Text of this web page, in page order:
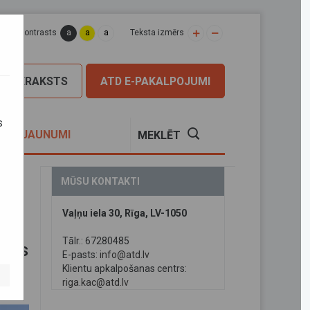
kontrasts a a a Teksta izmērs
ATD E-PAKALPOJUMI
PIERAKSTS
JAUNUMI MEKLĒT
MŪSU KONTAKTI
Vaļņu iela 30, Rīga, LV-1050
Tālr.: 67280485
E-pasts: info@atd.lv
Klientu apkalpošanas centrs:
riga.kac@atd.lv